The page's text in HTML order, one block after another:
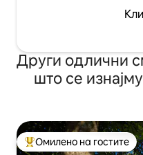
Други одлични
што се
Меѓу најуспешните
Омилено на гостите